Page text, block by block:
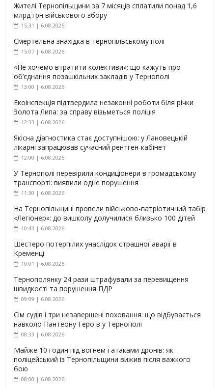
Жителі Тернопільщини за 7 місяців сплатили понад 1,6
млрд грн військового збору
15:31 | 6.08.2026
Смертельна знахідка в тернопільському полі
15:07 | 6.08.2026
«Не хочемо втратити колективи»: що кажуть про
об’єднання позашкільних закладів у Тернополі
13:00 | 6.08.2026
Екоінспекція підтвердила незаконні роботи біля річки
Золота Липа: за справу візьметься поліція
12:33 | 6.08.2026
Якісна діагностика стає доступнішою: у Лановецькій
лікарні запрацював сучасний рентген-кабінет
12:00 | 6.08.2026
У Тернополі перевірили кондиціонери в громадському
транспорті: виявили одне порушення
11:30 | 6.08.2026
На Тернопільщині провели військово-патріотичний табір
«Легіонер»: до вишколу долучилися близько 100 дітей
10:43 | 6.08.2026
Шестеро потерпілих унаслідок страшної аварії в
Кременці
10:01 | 6.08.2026
Тернополянку 24 рази штрафували за перевищення
швидкості та порушення ПДР
09:09 | 6.08.2026
Сім судів і три незавершені поховання: що відбувається
навколо Пантеону Героїв у Тернополі
08:33 | 6.08.2026
Майже 10 годин під вогнем і атаками дронів: як
поліцейський із Тернопільщини вижив після важкого
бою
08:00 | 6.08.2026